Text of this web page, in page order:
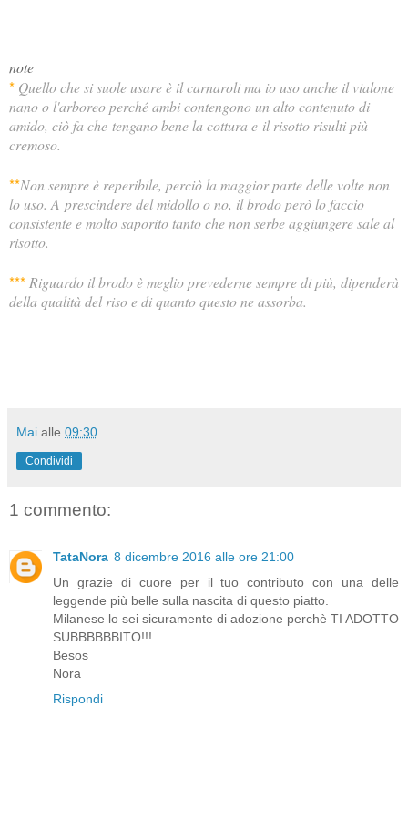
note
* Quello che si suole usare è il carnaroli ma io uso anche il vialone
nano o l'arboreo perché ambi contengono un alto contenuto di
amido, ciò fa che tengano bene la cottura e il risotto risulti più
cremoso.
**Non sempre è reperibile, perciò la maggior parte delle volte non
lo uso. A prescindere del midollo o no, il brodo però lo faccio
consistente e molto saporito tanto che non serbe aggiungere sale al
risotto.
*** Riguardo il brodo è meglio prevederne sempre di più, dipenderà
della qualità del riso e di quanto questo ne assorba.
Mai alle 09:30
Condividi
1 commento:
TataNora 8 dicembre 2016 alle ore 21:00
Un grazie di cuore per il tuo contributo con una delle
leggende più belle sulla nascita di questo piatto.
Milanese lo sei sicuramente di adozione perchè TI ADOTTO
SUBBBBBBITO!!!
Besos
Nora
Rispondi